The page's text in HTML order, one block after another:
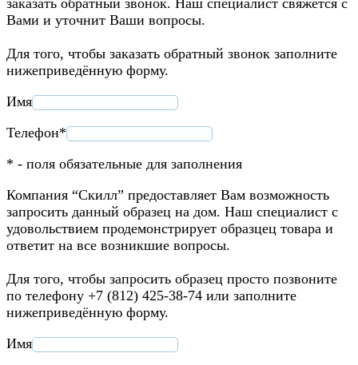
Вами и уточнит Ваши вопросы.
Для того, чтобы заказать обратный звонок заполните
нижеприведённую форму.
Имя
Телефон*
* - поля обязательные для заполнения
Компания “Скилл” предоставляет Вам возможность
запросить данный образец на дом. Наш специалист с
удовольствием продемонстрирует образцец товара и
ответит на все возникшие вопросы.
Для того, чтобы запросить образец просто позвоните
по телефону +7 (812) 425-38-74 или заполните
нижеприведённую форму.
Имя